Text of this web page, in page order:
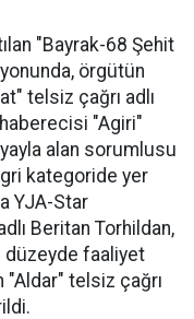
"Bayrak-68 Şehit
örgütün
telsiz çağrı adlı
"Agiri"
alan sorumlusu
kategoride yer
YJA-Star
Beritan Torhildan,
düzeyde faaliyet
telsiz çağrı